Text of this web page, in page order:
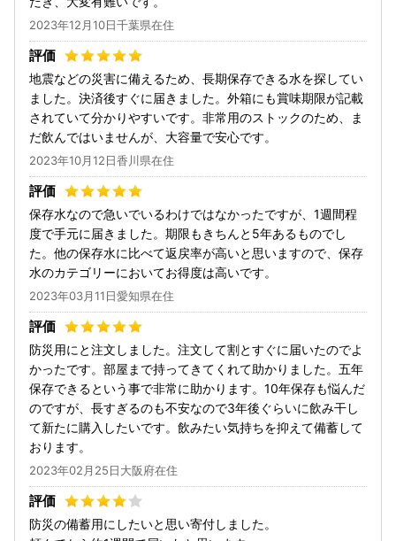
2023年12月10日千葉県在住
地震などの災害に備えるため、長期保存できる水を探してい
ました。決済後すぐに届きました。外箱にも賞味期限が記載
されていて分かりやすいです。非常用のストックのため、ま
だ飲んではいませんが、大容量で安心です。
2023年10月12日香川県在住
保存水なので急いでいるわけではなかったですが、1週間程
度で手元に届きました。期限もきちんと5年あるものでし
た。他の保存水に比べて返戻率が高いと思いますので、保存
水のカテゴリーにおいてお得度は高いです。
2023年03月11日愛知県在住
防災用にと注文しました。注文して割とすぐに届いたのでよ
かったです。部屋まで持ってきてくれて助かりました。五年
保存できるという事で非常に助かります。10年保存も悩んだ
のですが、長すぎるのも不安なので3年後ぐらいに飲み干し
て新たに購入したいです。飲みたい気持ちを抑えて備蓄して
おります。
2023年02月25日大阪府在住
防災の備蓄用にしたいと思い寄付しました。